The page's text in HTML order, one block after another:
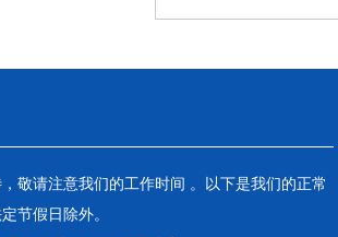
敬请注意我们的工作时间 。以下是我们的正常
节假日除外。